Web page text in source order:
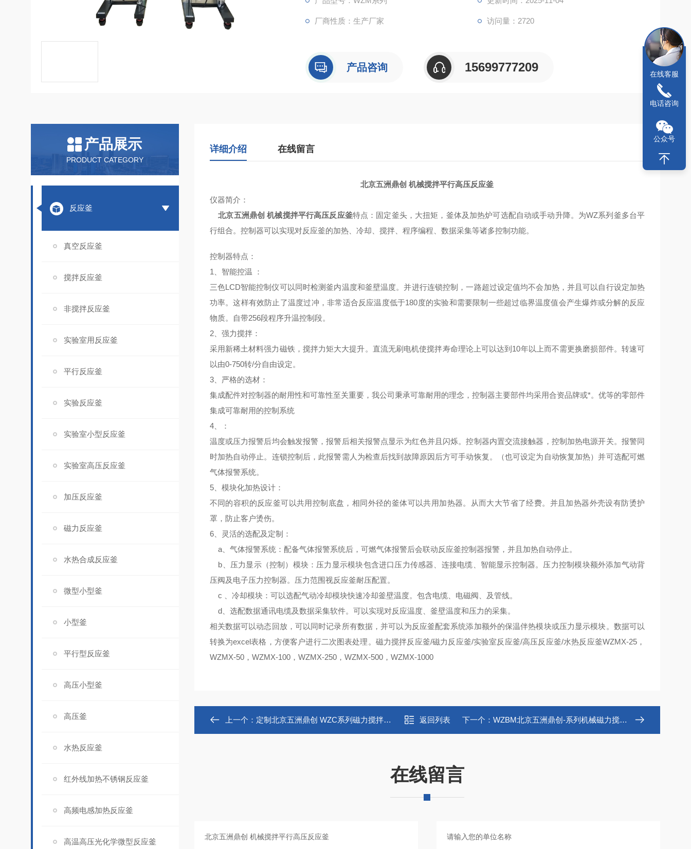
厂商性质：生产厂家 访问量：2720
产品咨询 15699777209
产品展示
PRODUCT CATEGORY
反应釜
真空反应釜
搅拌反应釜
非搅拌反应釜
实验室用反应釜
平行反应釜
实验反应釜
实验室小型反应釜
实验室高压反应釜
加压反应釜
磁力反应釜
水热合成反应釜
微型小型釜
小型釜
平行型反应釜
高压小型釜
高压釜
水热反应釜
红外线加热不锈钢反应釜
高频电感加热反应釜
高温高压光化学微型反应釜
详细介绍 在线留言
北京五洲鼎创 机械搅拌平行高压反应釜
仪器简介：
北京五洲鼎创 机械搅拌平行高压反应釜特点：固定釜头，大扭矩，釜体及加热炉可选配自动或手动升降。为WZ系列釜多台平
行组合。控制器可以实现对反应釜的加热、冷却、搅拌、程序编程、数据采集等诸多控制功能。
控制器特点 ：
1、 智能控温
：
三色LCD智能控制仪可以同时检测釜内温度和釜壁温度。并进行连锁控制，一路超过设定值均不会加热，并且可以自行设定加热
功率。这样有效防止了温度过冲，非常适合反应温度低于180度的实验和需要限制一些超过临界温度值会产生爆炸或分解的反应
物质。自带256段程序升温控制段。
2、 强力搅拌：
采用新稀土材料强力磁铁，搅拌力矩大大提升。直流无刷电机使搅拌寿命理论上可以达到10年以上而不需更换磨损部件。转速可
以由0-750转/分自由设定。
3、 严格的选材：
集成配件对控制器的耐用性和可靠性至关重要，我公司秉承可靠耐用的理念，控制器主要部件均采用合资品牌或*。优等的零部件
集成可靠耐用的控制系统
4、
：
温度或压力报警后均会触发报警，报警后相关报警点显示为红色并且闪烁。控制器内置交流接触器，控制加热电源开关。报警同
时加热自动停止。连锁控制后，此报警需人为检查后找到故障原因后方可手动恢复。（也可设定为自动恢复加热）并可选配可燃
气体报警系统。
5、 模块化加热设计：
不同的容积的反应釜可以共用控制底盘，相同外径的釜体可以共用加热器。从而大大节省了经费。并且加热器外壳设有防烫护
罩，防止客户烫伤。
6、
灵活的选配及定制 ：
a、气体报警系统：配备气体报警系统后，可燃气体报警后会联动反应釜控制器报警，并且加热自动停止。
b、压力显示（控制）模块：压力显示模块包含进口压力传感器、连接电缆、智能显示控制器。压力控制模块额外添加气动背
压阀及电子压力控制器。压力范围视反应釜耐压配置。
c 、冷却模块：可以选配气动冷却模块快速冷却釜壁温度。包含电缆、电磁阀、及管线。
d、选配数据通讯电缆及数据采集软件。可以实现对反应温度、釜壁温度和压力的采集。
相关数据可以动态回放，可以同时记录所有数据，并可以为反应釜配套系统添加额外的保温伴热模块或压力显示模块。数据可以
转换为excel表格，方便客户进行二次图表处理。磁力搅拌反应釜/磁力反应釜/实验室反应釜/高压反应釜/水热反应釜WZMX-25，
WZMX-50，WZMX-100，WZMX-250，WZMX-500，WZMX-1000
上一个： 定制北京五洲鼎创 WZC系列磁力搅拌反应釜 返回列表 下一个： WZBM北京五洲鼎创-系列机械磁力搅拌平行反应釜
在线留言
在线客服
电话咨询
公众号